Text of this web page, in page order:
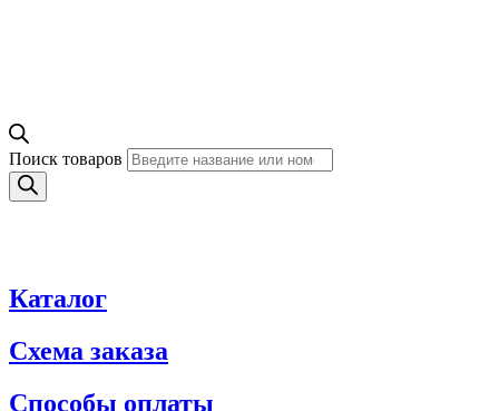
Поиск товаров
Каталог
Схема заказа
Способы оплаты